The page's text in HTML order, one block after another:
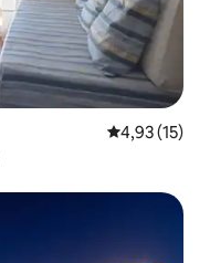
საშუალო
4,93 (15)